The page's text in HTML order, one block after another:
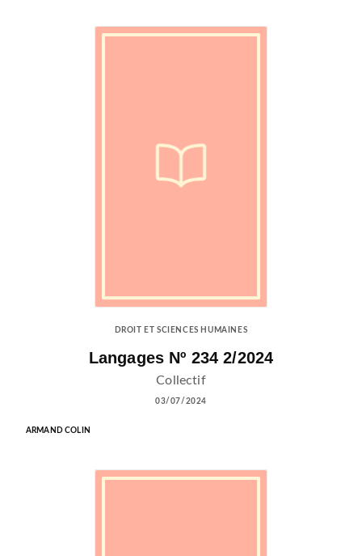
DROIT ET SCIENCES HUMAINES
Langages Nº 234 2/2024
Collectif
03/07/2024
ARMAND COLIN